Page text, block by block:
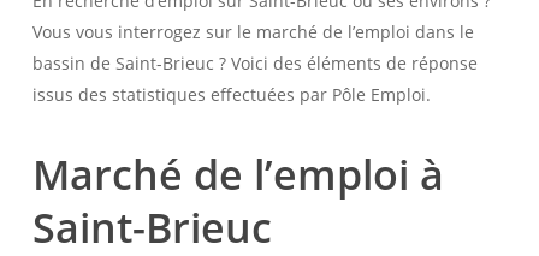
Vous vous interrogez sur le marché de l’emploi dans le
bassin de Saint-Brieuc ? Voici des éléments de réponse
issus des statistiques effectuées par Pôle Emploi.
Marché de l’emploi à
Saint-Brieuc